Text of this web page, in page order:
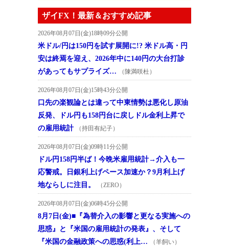
ザイFX！最新＆おすすめ記事
2026年08月07日(金)18時09分公開
米ドル/円は150円を試す展開に!? 米ドル高・円
安は終焉を迎え、2026年中に140円の大台打診
があってもサプライズ…
（陳満咲杜）
2026年08月07日(金)15時43分公開
口先の楽観論とは違って中東情勢は悪化し原油
反発、ドル円も158円台に戻しドル金利上昇で
の雇用統計
（持田有紀子）
2026年08月07日(金)09時11分公開
ドル円158円半ば！今晩米雇用統計→介入も一
応警戒。日銀利上げペース加速か？9月利上げ
地ならしに注目。
（ZERO）
2026年08月07日(金)06時45分公開
8月7日(金)■『為替介入の影響と更なる実施への
思惑』と『米国の雇用統計の発表』、そして
『米国の金融政策への思惑(利上…
（羊飼い）